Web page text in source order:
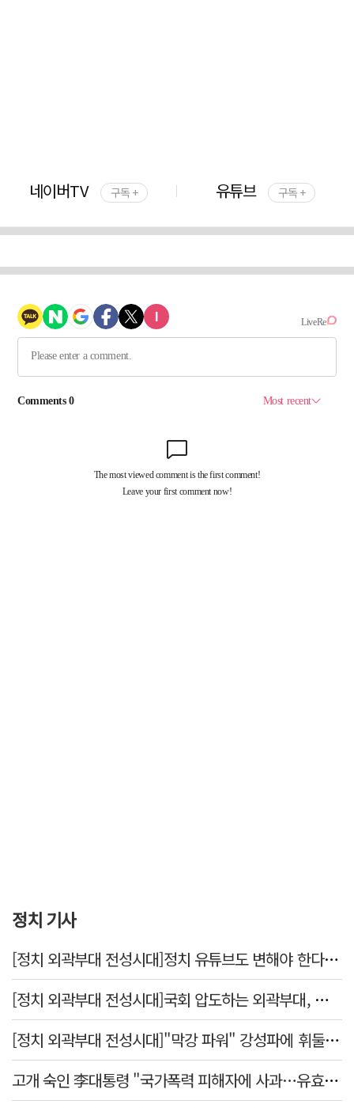
네이버TV 구독 + 유튜브 구독 +
정치 기사
[정치 외곽부대 전성시대]정치 유튜브도 변해야 한다 "화합과 존중"
[정치 외곽부대 전성시대]국회 압도하는 외곽부대, 목소리 왜 커지나?
[정치 외곽부대 전성시대]"막강 파워" 강성파에 휘둘리는 여야 …"이슈 메이킹" 커지는 변방의 북소리
고개 숙인 李대통령 "국가폭력 피해자에 사과…유효기간 없는 책임"